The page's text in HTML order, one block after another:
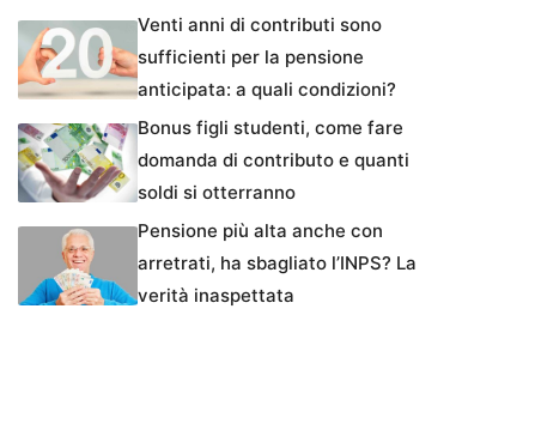
Venti anni di contributi sono
sufficienti per la pensione
anticipata: a quali condizioni?
Bonus figli studenti, come fare
domanda di contributo e quanti
soldi si otterranno
Pensione più alta anche con
arretrati, ha sbagliato l’INPS? La
verità inaspettata